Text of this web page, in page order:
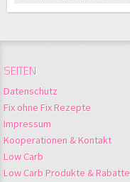
SEITEN
Datenschutz
Fix ohne Fix Rezepte
Impressum
Kooperationen & Kontakt
Low Carb
Low Carb Produkte & Rabatte